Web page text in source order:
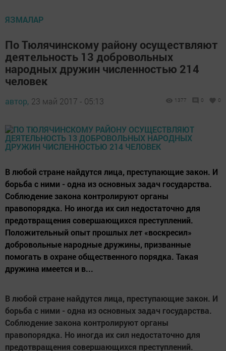
ЯЗМАЛАР
По Тюлячинскому району осуществляют
деятельность 13 добровольных
народных дружин численностью 214
человек
автор, 23 май 2017 - 05:13 1377 0 0
В любой стране найдутся лица, преступающие закон. И
борьба с ними - одна из основных задач государства.
Соблюдение закона контролируют органы
правопорядка. Но иногда их сил недостаточно для
предотвращения совершающихся преступлений.
Положительный опыт прошлых лет «воскресил»
добровольные народные дружины, призванные
помогать в охране общественного порядка. Такая
дружина имеется и в...
В любой стране найдутся лица, преступающие закон. И
борьба с ними - одна из основных задач государства.
Соблюдение закона контролируют органы
правопорядка. Но иногда их сил недостаточно для
предотвращения совершающихся преступлений.